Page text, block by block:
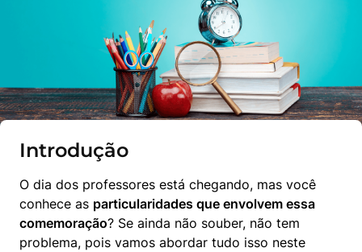
Introdução
O dia dos professores está chegando, mas você
conhece as particularidades que envolvem essa
comemoração? Se ainda não souber, não tem
problema, pois vamos abordar tudo isso neste